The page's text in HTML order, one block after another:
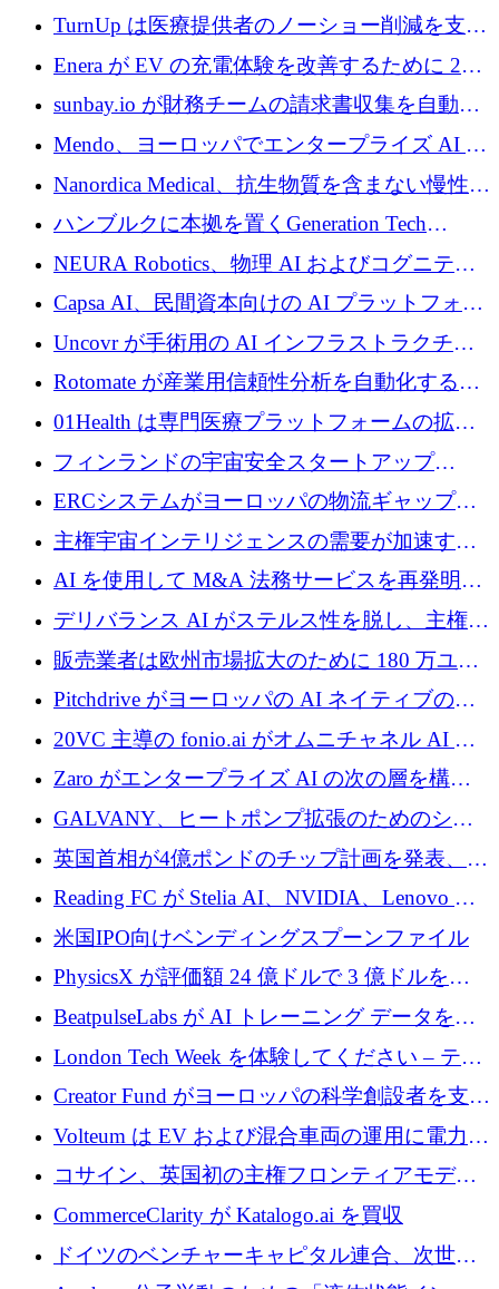
ロを寄付
TurnUp は医療提供者のノーショー削減を支援
するために 200 万ユーロを調達
Enera が EV の充電体験を改善するために 200
万ドルを調達
sunbay.io が財務チームの請求書収集を自動化
するために 55 万ユーロを調達
Mendo、ヨーロッパでエンタープライズ AI 導
入を拡大するために 1,200 万ユーロを確保
Nanordica Medical、抗生物質を含まない慢性創
傷治療薬を市場に投入するために 160 万ユー
ロを調達
ハンブルクに本拠を置くGeneration Tech
Partnersが5,000万ユーロのAIロールアップファ
NEURA Robotics、物理 AI およびコグニティ
ブ ロボティクス プラットフォームを拡張する
ためにシリーズ C で最大 14 億ドルを確保
Capsa AI、民間資本向けの AI プラットフォー
ムを拡大するために 1,800 万ドルを調達
Uncovr が手術用の AI インフラストラクチャ
を構築するために 700 万ドルを調達
Rotomate が産業用信頼性分析を自動化するた
めに 210 万ユーロを調達
01Health は専門医療プラットフォームの拡大
に 1,500 万ドルを確保
フィンランドの宇宙安全スタートアップ
Aavuus が、スペースデブリ追跡に取り組むプ
レシード資金を獲得
ERCシステムがヨーロッパの物流ギャップを
埋めるために設計された重量物運搬用eVTOL
であるVictorを発表
主権宇宙インテリジェンスの需要が加速する
中、ICEYEは評価額100億ユーロ以上で4億
AI を使用して M&A 法務サービスを再発明す
るために 110 万ユーロを適切に確保
デリバランス AI がステルス性を脱し、主権の
あるエンタープライズ AI を強化
販売業者は欧州市場拡大のために 180 万ユー
ロを確保
Pitchdrive がヨーロッパの AI ネイティブの創
業者を支援するために 6,000 万ユーロを調達
20VC 主導の fonio.ai がオムニチャネル AI プ
ラットフォームのために 1,700 万ドルを調達
Zaro がエンタープライズ AI の次の層を構築
するために 510 万ドルを獲得
GALVANY、ヒートポンプ拡張のためのシー
ドラウンドで1,000万ユーロを確保
英国首相が4億ポンドのチップ計画を発表、英
国の新興企業は「ここで拡大」し「ここに留
まる」
Reading FC が Stelia AI、NVIDIA、Lenovo と
協力して AI Center of Excellence を立ち上げ
米国IPO向けベンディングスプーンファイル
PhysicsX が評価額 24 億ドルで 3 億ドルを調
達
BeatpulseLabs が AI トレーニング データを拡
張するために 180 万ドルのプレシードを調達
London Tech Week を体験してください – テク
ノロジーがヨーロッパのイノベーションの未
来を形作る場所
Creator Fund がヨーロッパの科学創設者を支援
するために 5,600 万ドルを調達
Volteum は EV および混合車両の運用に電力を
供給するために 250 万ユーロを寄付
コサイン、英国初の主権フロンティアモデル
で業界の支援を確保
CommerceClarity が Katalogo.ai を買収
ドイツのベンチャーキャピタル連合、次世代
スタートアップの成長に向けて機関投資家へ